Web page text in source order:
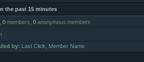
the past 15 minutes
0 members, 0 anonymous members
by: Last Click Member Name